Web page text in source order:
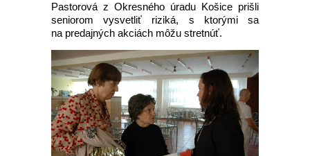
Pastorová z Okresného úradu Košice prišli
seniorom vysvetliť riziká, s ktorými sa
na predajných akciách môžu stretnúť.